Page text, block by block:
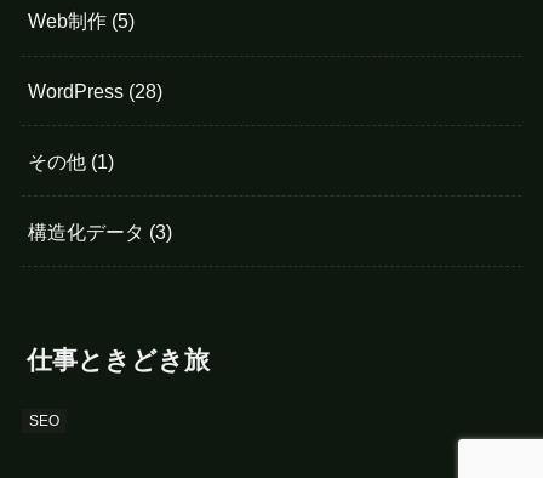
Web制作 (5)
WordPress (28)
その他 (1)
構造化データ (3)
仕事ときどき旅
SEO